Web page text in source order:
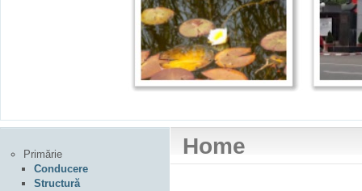
Home
Primărie
Conducere
Structură